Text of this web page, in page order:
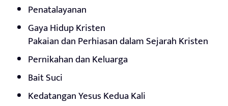
Penatalayanan
Gaya Hidup Kristen
Pakaian dan Perhiasan dalam Sejarah Kristen
Pernikahan dan Keluarga
Bait Suci
Kedatangan Yesus Kedua Kali